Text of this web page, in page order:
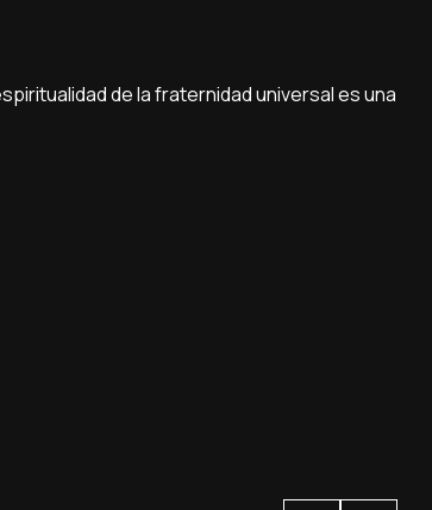
de la fraternidad universal es una